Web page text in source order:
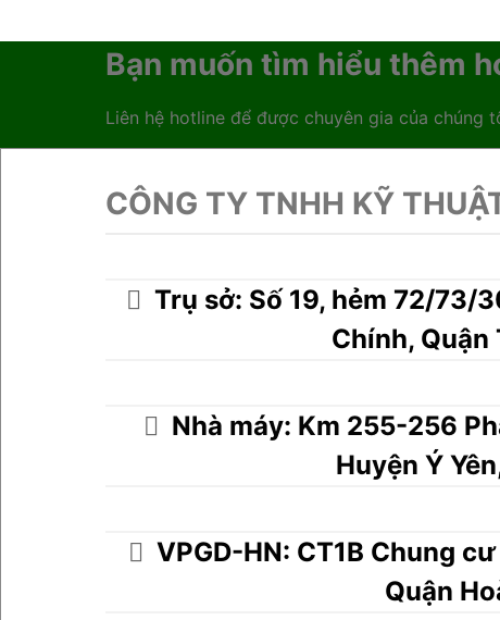
Bạn muốn tìm hiểu thêm
Liên hệ hotline để được chuyên gia của chúng
CÔNG TY TNHH KỸ
Trụ sở: Số 19, hẻm 72/73/
Chính, Quận
Nhà máy: Km 255-256
Huyện Ý
VPGD-HN: CT1B Chung
Quận